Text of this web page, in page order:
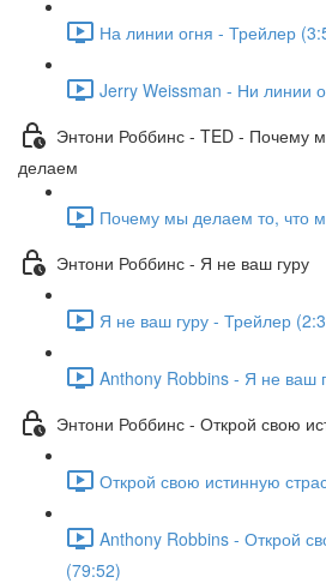
На линии огня - Трейлер
Jerry Weissman - Ни линии
Энтони Роббинс - TED - Почему
делаем
Почему мы делаем то, что
Энтони Роббинс - Я не ваш гуру
Я не ваш гуру - Трейлер
Anthony Robbins - Я не ваш
Энтони Роббинс - Открой свою
Открой свою истинную
Anthony Robbins - Открой
(79:52)